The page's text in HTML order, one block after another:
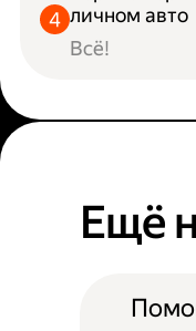
личном авто
Всё!
Ещё